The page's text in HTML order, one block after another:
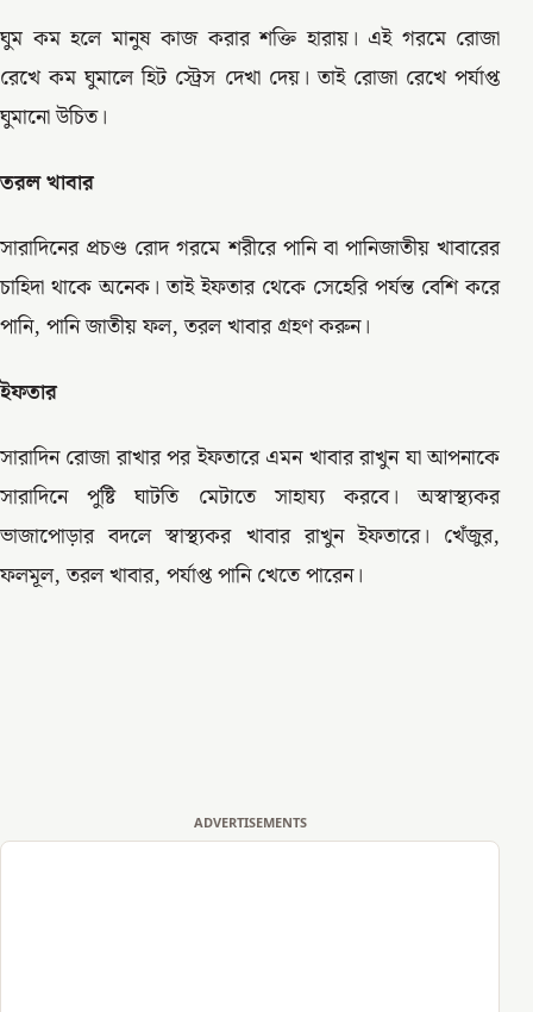
ঘুম কম হলে মানুষ কাজ করার শক্তি হারায়। এই গরমে রোজা
রেখে কম ঘুমালে হিট স্ট্রেস দেখা দেয়। তাই রোজা রেখে পর্যাপ্ত
ঘুমানো উচিত।
তরল খাবার
সারাদিনের প্রচণ্ড রোদ গরমে শরীরে পানি বা পানিজাতীয় খাবারের
চাহিদা থাকে অনেক। তাই ইফতার থেকে সেহেরি পর্যন্ত বেশি করে
পানি, পানি জাতীয় ফল, তরল খাবার গ্রহণ করুন।
ইফতার
সারাদিন রোজা রাখার পর ইফতারে এমন খাবার রাখুন যা আপনাকে
সারাদিনে পুষ্টি ঘাটতি মেটাতে সাহায্য করবে। অস্বাস্থ্যকর
ভাজাপোড়ার বদলে স্বাস্থ্যকর খাবার রাখুন ইফতারে। খেঁজুর,
ফলমূল, তরল খাবার, পর্যাপ্ত পানি খেতে পারেন।
ADVERTISEMENTS